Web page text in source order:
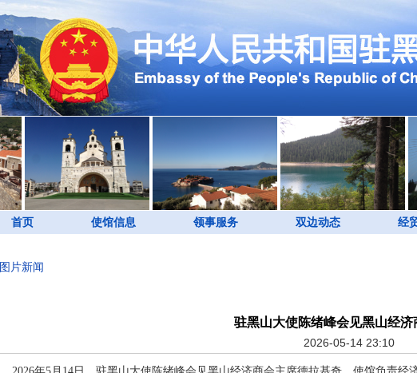
首页 使馆信息 领事服务 双边动态 经
图片新闻
驻黑山大使陈绪峰会见黑山经济
2026-05-14 23:10